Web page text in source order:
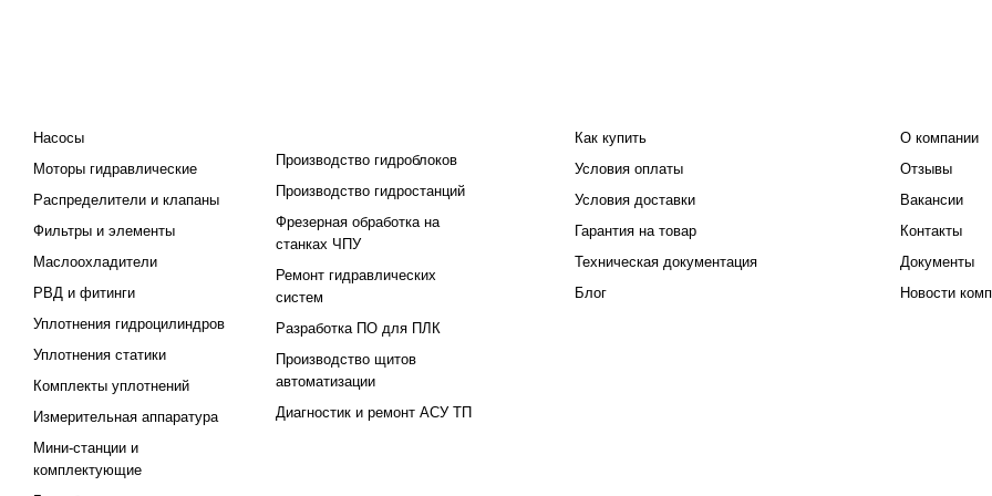
Насосы
Моторы гидравлические
Распределители и клапаны
Фильтры и элементы
Маслоохладители
РВД и фитинги
Уплотнения гидроцилиндров
Уплотнения статики
Комплекты уплотнений
Измерительная аппаратура
Мини-станции и
комплектующие
Производство гидроблоков
Производство гидростанций
Фрезерная обработка на
станках ЧПУ
Ремонт гидравлических
систем
Разработка ПО для ПЛК
Производство щитов
автоматизации
Диагностик и ремонт АСУ ТП
Как купить
Условия оплаты
Условия доставки
Гарантия на товар
Техническая документация
Блог
О компании
Отзывы
Вакансии
Контакты
Документы
Новости